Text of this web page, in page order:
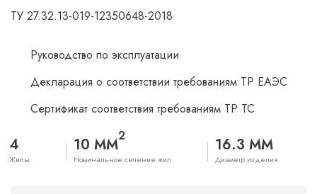
ТУ 27.32.13-019-12350648-2018
Руководство по эксплуатации
Декларация о соответствии требованиям ТР ЕАЭС
Сертификат соответствия требованиям ТР ТС
4
Жилы
10 ММ2
Номинальное сечение жил
16.3 ММ
Диаметр изделия